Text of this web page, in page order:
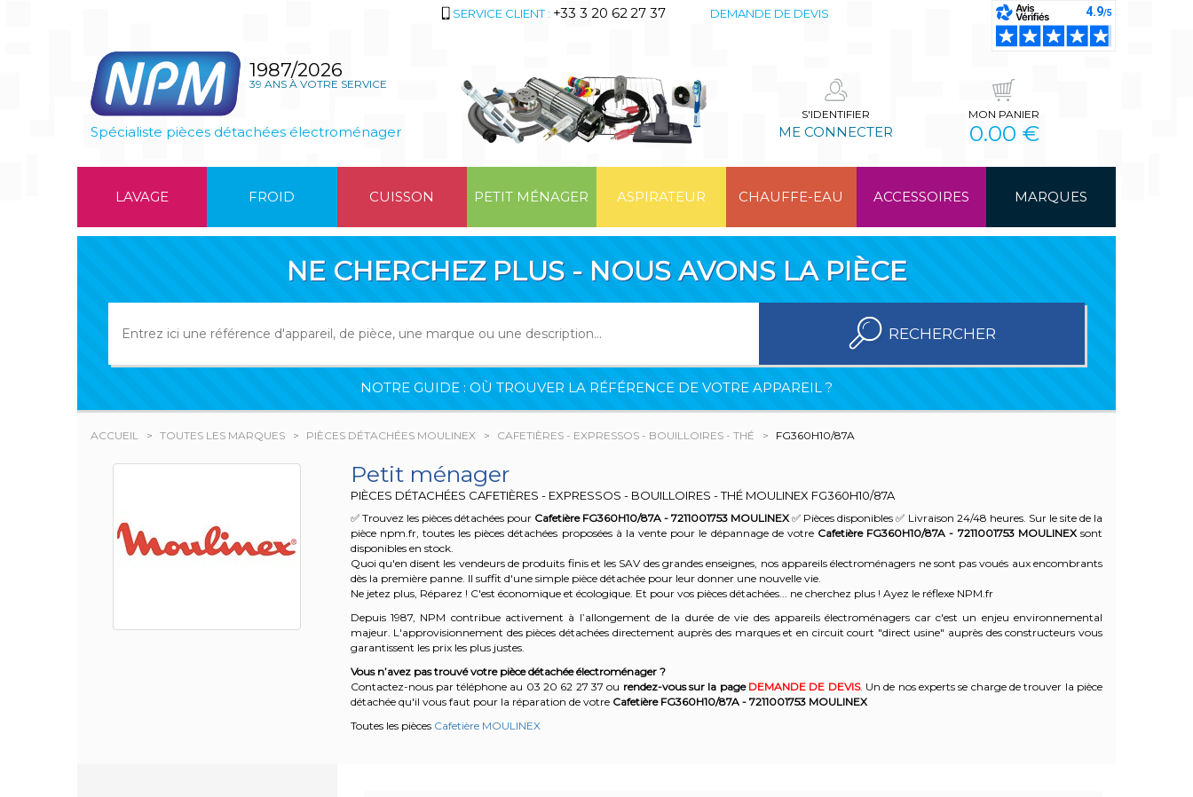
SERVICE CLIENT : +33 3 20 62 27 37 DEMANDE DE DEVIS
1987/2026
39 ANS À VOTRE SERVICE
Spécialiste pièces détachées électroménager
S'IDENTIFIER
ME CONNECTER
MON PANIER
0.00 €
LAVAGE FROID CUISSON PETIT MÉNAGER ASPIRATEUR CHAUFFE-EAU ACCESSOIRES MARQUES
NE CHERCHEZ PLUS - NOUS AVONS LA PIÈCE
RECHERCHER
NOTRE GUIDE : OÙ TROUVER LA RÉFÉRENCE DE VOTRE APPAREIL ?
ACCUEIL TOUTES LES MARQUES PIÈCES DÉTACHÉES MOULINEX CAFETIÈRES - EXPRESSOS - BOUILLOIRES - THÉ FG360H10/87A
Petit ménager
PIÈCES DÉTACHÉES CAFETIÈRES - EXPRESSOS - BOUILLOIRES - THÉ MOULINEX FG360H10/87A
✅ Trouvez les pièces détachées pour Cafetière FG360H10/87A - 7211001753 MOULINEX✅ Pièces disponibles ✅ Livraison 24/48 heures. Sur le site de la
pièce npm.fr, toutes les pièces détachées proposées à la vente pour le dépannage de votre Cafetière FG360H10/87A - 7211001753 MOULINEXsont
disponibles en stock.
Quoi qu'en disent les vendeurs de produits finis et les SAV des grandes enseignes, nos appareils électroménagers ne sont pas voués aux encombrants
dès la première panne. Il suffit d'une simple pièce détachée pour leur donner une nouvelle vie.
Ne jetez plus, Réparez ! C'est économique et écologique. Et pour vos pièces détachées... ne cherchez plus ! Ayez le réflexe NPM.fr
Depuis 1987, NPM contribue activement à l’allongement de la durée de vie des appareils électroménagers car c'est un enjeu environnemental
majeur. L'approvisionnement des pièces détachées directement auprès des marques et en circuit court "direct usine" auprès des constructeurs vous
garantissent les prix les plus justes.
Vous n’avez pas trouvé votre pièce détachée électroménager ?
Contactez-nous par téléphone au 03 20 62 27 37 ou rendez-vous sur la page DEMANDE DE DEVIS. Un de nos experts se charge de trouver la pièce
détachée qu'il vous faut pour la réparation de votre Cafetière FG360H10/87A - 7211001753 MOULINEX
Toutes les pièces Cafetière MOULINEX